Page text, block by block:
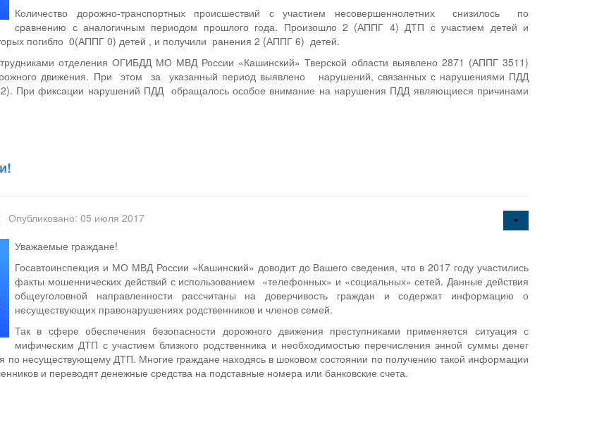
Количество дорожно-транспортных происшествий с участием несовершеннолетних снизилось по
сравнению с аналогичным периодом прошлого года. Произошло 2 (АППГ 4) ДТП с участием детей и
погибло 0(АППГ 0) детей , и получили ранения 2 (АППГ 6) детей.
отделения ОГИБДД МО МВД России «Кашинский» Тверской области выявлено 2871 (АППГ 3511)
движения. При этом за указанный период выявлено нарушений, связанных с нарушениями ПДД
При фиксации нарушений ПДД обращалось особое внимание на нарушения ПДД являющиеся причинами
Опубликовано: 05 июля 2017
Уважаемые граждане!
Госавтоинспекция и МО МВД России «Кашинский» доводит до Вашего сведения, что в 2017 году участились
факты мошеннических действий с использованием «телефонных» и «социальных» сетей. Данные действия
общеуголовной направленности рассчитаны на доверчивость граждан и содержат информацию о
несуществующих правонарушениях родственников и членов семей.
Так в сфере обеспечения безопасности дорожного движения преступниками применяется ситуация с
мифическим ДТП с участием близкого родственника и необходимостью перечисления энной суммы денег
по несуществующему ДТП. Многие граждане находясь в шоковом состоянии по получению такой информации
и переводят денежные средства на подставные номера или банковские счета.